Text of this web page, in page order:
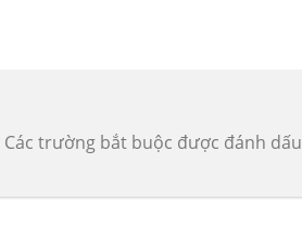
Các trường bắt buộc được đánh dấu